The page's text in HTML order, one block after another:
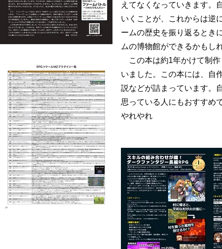
えてなくなっていきます。
いくことが、これからは逆
ームの歴史を振り返るとき
ムの博物館ができるかも
この本は約1年かけて制作
いました。この本には、自
説などが詰まっています。
思っている人にもおすす
やれやれ